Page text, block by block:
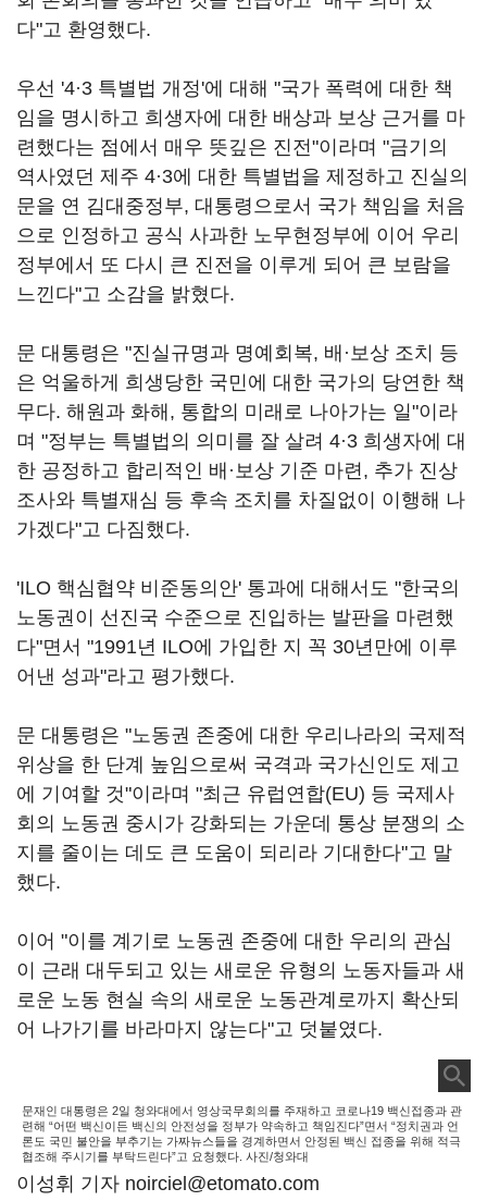
다"고 환영했다.
우선 '4·3 특별법 개정'에 대해 "국가 폭력에 대한 책
임을 명시하고 희생자에 대한 배상과 보상 근거를 마
련했다는 점에서 매우 뜻깊은 진전"이라며 "금기의
역사였던 제주 4·3에 대한 특별법을 제정하고 진실의
문을 연 김대중정부, 대통령으로서 국가 책임을 처음
으로 인정하고 공식 사과한 노무현정부에 이어 우리
정부에서 또 다시 큰 진전을 이루게 되어 큰 보람을
느낀다"고 소감을 밝혔다.
문 대통령은 "진실규명과 명예회복, 배 ·보상 조치 등
은 억울하게 희생당한 국민에 대한 국가의 당연한 책
무다. 해원과 화해, 통합의 미래로 나아가는 일"이라
며 "정부는 특별법의 의미를 잘 살려 4·3 희생자에 대
한 공정하고 합리적인 배 ·보상 기준 마련, 추가 진상
조사와 특별재심 등 후속 조치를 차질없이 이행해 나
가겠다"고 다짐했다.
'ILO 핵심협약 비준동의안' 통과에 대해서도 "한국의
노동권이 선진국 수준으로 진입하는 발판을 마련했
다"면서 "1991년 ILO에 가입한 지 꼭 30년만에 이루
어낸 성과"라고 평가했다.
문 대통령은 "노동권 존중에 대한 우리나라의 국제적
위상을 한 단계 높임으로써 국격과 국가신인도 제고
에 기여할 것"이라며 "최근 유럽연합(EU) 등 국제사
회의 노동권 중시가 강화되는 가운데 통상 분쟁의 소
지를 줄이는 데도 큰 도움이 되리라 기대한다"고 말
했다.
이어 "이를 계기로 노동권 존중에 대한 우리의 관심
이 근래 대두되고 있는 새로운 유형의 노동자들과 새
로운 노동 현실 속의 새로운 노동관계로까지 확산되
어 나가기를 바라마지 않는다"고 덧붙였다.
문재인 대통령은 2일 청와대에서 영상국무회의를 주재하고 코로나19 백신접종과 관
련해 “어떤 백신이든 백신의 안전성을 정부가 약속하고 책임진다”면서 “정치권과 언
론도 국민 불안을 부추기는 가짜뉴스들을 경계하면서 안정된 백신 접종을 위해 적극
협조해 주시기를 부탁드린다”고 요청했다. 사진/청와대
이성휘 기자 noirciel@etomato.com